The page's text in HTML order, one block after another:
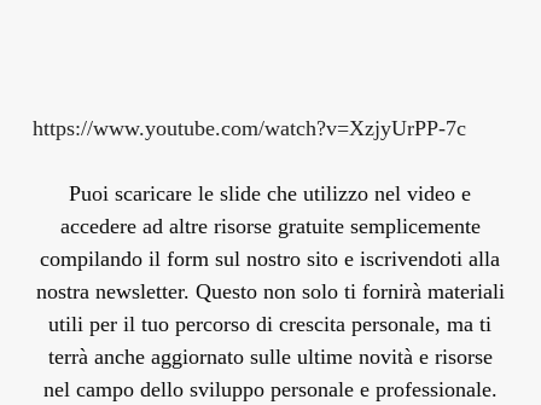
https://www.youtube.com/watch?v=XzjyUrPP-7c
Puoi scaricare le slide che utilizzo nel video e
accedere ad altre risorse gratuite semplicemente
compilando il form sul nostro sito e iscrivendoti alla
nostra newsletter. Questo non solo ti fornirà materiali
utili per il tuo percorso di crescita personale, ma ti
terrà anche aggiornato sulle ultime novità e risorse
nel campo dello sviluppo personale e professionale.